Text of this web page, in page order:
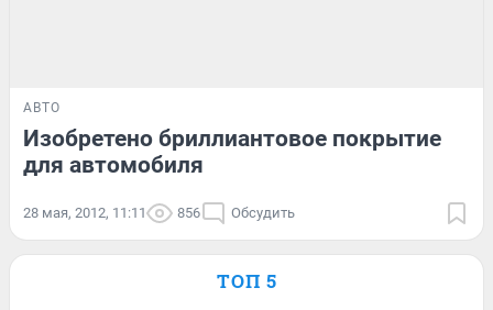
АВТО
Изобретено бриллиантовое покрытие
для автомобиля
28 мая, 2012, 11:11 856 Обсудить
ТОП 5